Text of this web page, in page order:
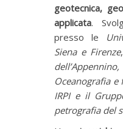
geotecnica,
applicata.
presso le
Siena e Firenze,
Oceanografia
IRPI e il
petrografia del